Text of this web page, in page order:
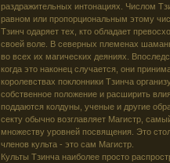
раздражительных интонациях. Числом
равном или пропорциональным этому
Тзинч одаряет тех, кто обладает
своей воле. В северных племенах
во всех их магических деяниях.
когда это наконец случается, они
королевствах поклонники Тзинча
собственное положение и расширить
поддаются колдуны, ученые и другие
секту обычно возглавляет Магистр,
множеству уровней посвящения. Это
членов культа - это сам Магистр.
Культы Тзинча наиболее просто